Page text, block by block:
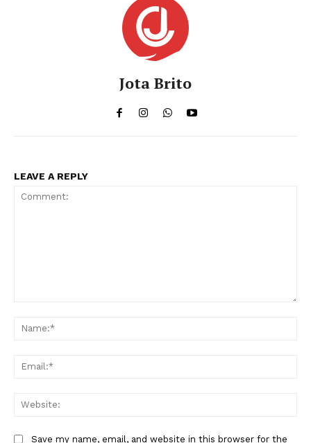
Jota Brito
LEAVE A REPLY
Save my name, email, and website in this browser for the